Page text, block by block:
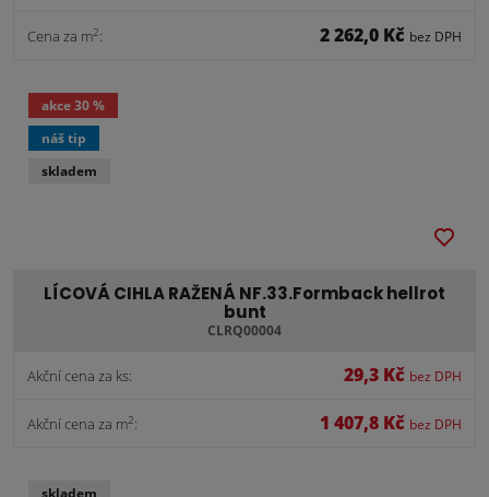
Cena za m2: 2 262,0 Kč bez DPH
LÍCOVÁ CIHLA RAŽENÁ NF.33.Formback hellrot
bunt
CLRQ00004
Akční cena za ks: 29,3 Kč bez DPH
Akční cena za m2: 1 407,8 Kč bez DPH
akce30 %
náš tip
skladem
skladem